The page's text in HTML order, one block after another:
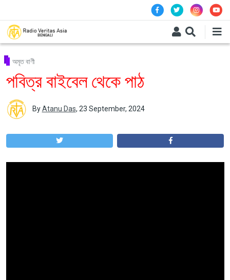
অমৃত বাণী
পবিত্র বাইবেল থেকে পাঠ
ByAtanu Das, 23 September, 2024